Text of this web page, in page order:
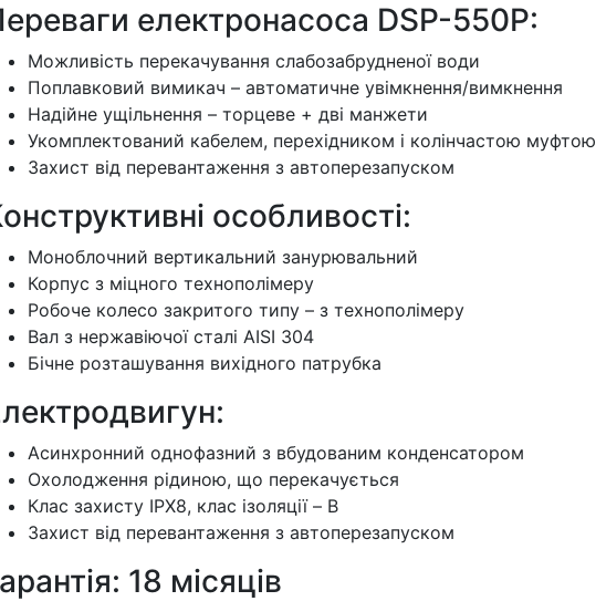
електронасоса DSP-550P:
Можливість перекачування слабозабрудненої води
Поплавковий вимикач – автоматичне увімкнення/вимкнення
Надійне ущільнення – торцеве + дві манжети
Укомплектований кабелем, перехідником і колінчастою муфтою
Захист від перевантаження з автоперезапуском
особливості:
Моноблочний вертикальний занурювальний
Корпус з міцного технополімеру
Робоче колесо закритого типу – з технополімеру
Вал з нержавіючої сталі AISI 304
Бічне розташування вихідного патрубка
Асинхронний однофазний з вбудованим конденсатором
Охолодження рідиною, що перекачується
Клас захисту IPX8, клас ізоляції – B
Захист від перевантаження з автоперезапуском
18 місяців